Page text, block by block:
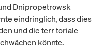
Dnipropetrowsk
eindringlich, dass dies
und die territoriale
könnte.